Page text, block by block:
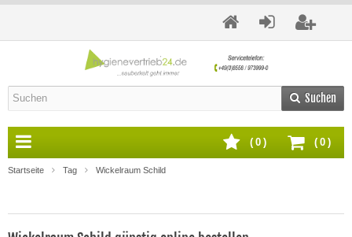
Suchen
( 0 )
( 0 )
Startseite Tag Wickelraum Schild